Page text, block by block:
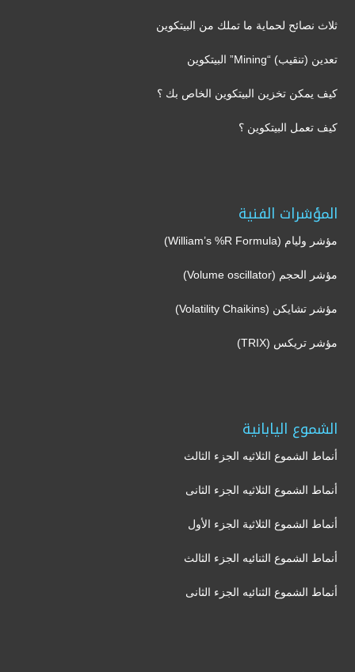
ثلاث نصائح لحماية ما تملك من البيتكوين
تعدين (تنقيب) “Mining” البيتكوين
كيف يمكن تخزين البيتكوين الخاص بك ؟
كيف تعمل البيتكوين ؟
المؤشرات الفنية
مؤشر وليام (William’s %R Formula)
مؤشر الحجم (Volume oscillator)
مؤشر تشايكن (Volatility Chaikins)
مؤشر تريكس (TRIX)
الشموع اليابانية
أنماط الشموع الثلاثيه الجزء الثالث
أنماط الشموع الثلاثيه الجزء الثانى
أنماط الشموع الثلاثية الجزء الأول
أنماط الشموع الثنائيه الجزء الثالث
أنماط الشموع الثنائيه الجزء الثانى